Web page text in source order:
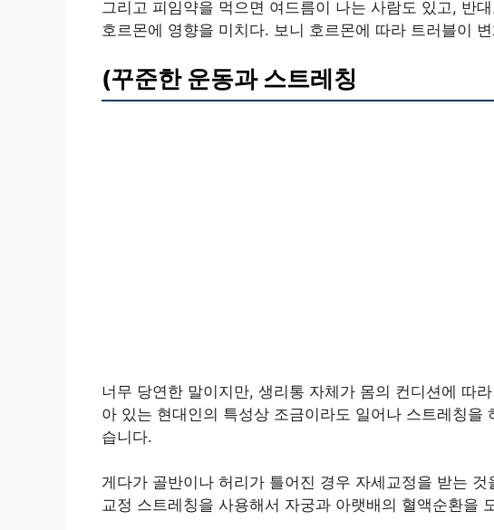
그리고 피임약을 먹으면 여드름이 나는 사람도 있고, 반
호르몬에 영향을 미치다. 보니 호르몬에 따라 트러블이
(꾸준한 운동과 스트레칭
너무 당연한 말이지만, 생리통 자체가 몸의 컨디션에 따
아 있는 현대인의 특성상 조금이라도 일어나 스트레칭을
습니다.
게다가 골반이나 허리가 틀어진 경우 자세교정을 받는
교정 스트레칭을 사용해서 자궁과 아랫배의 혈액순환을